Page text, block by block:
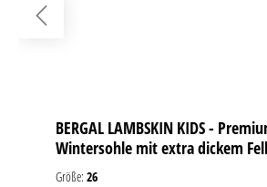
BERGAL LAMBSKIN KIDS -
Wintersohle mit extra dickem
Kinderfüße
Größe: 26